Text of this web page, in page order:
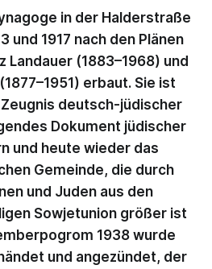
in der Halderstraße
und 1917 nach den Plänen
Landauer (1883–1968) und
erbaut. Sie ist
deutsch-jüdischer
Dokument jüdischer
und heute wieder das
Gemeinde, die durch
und Juden aus den
Sowjetunion größer ist
1938 wurde
und angezündet, der